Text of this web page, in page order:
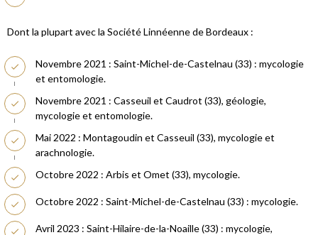
Dont la plupart avec la Société Linnéenne de Bordeaux :
Novembre 2021 : Saint-Michel-de-Castelnau (33) : mycologie
et entomologie.
Novembre 2021 : Casseuil et Caudrot (33), géologie,
mycologie et entomologie.
Mai 2022 : Montagoudin et Casseuil (33), mycologie et
arachnologie.
Octobre 2022 : Arbis et Omet (33), mycologie.
Octobre 2022 : Saint-Michel-de-Castelnau (33) : mycologie.
Avril 2023 : Saint-Hilaire-de-la-Noaille (33) : mycologie,